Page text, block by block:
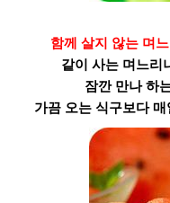
함께 살지 않는 며
같이 사는 며느리
잠깐 만나 하
가끔 오는 식구보다